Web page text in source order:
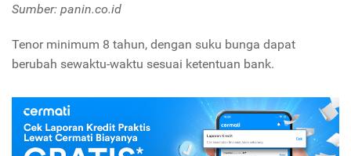
Sumber: panin.co.id
Tenor minimum 8 tahun, dengan suku bunga dapat
berubah sewaktu-waktu sesuai ketentuan bank.